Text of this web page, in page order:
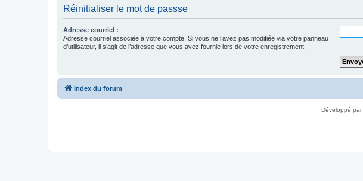
Réinitialiser le mot de passse
Adresse courriel :
Adresse courriel associée à votre compte. Si vous ne l’avez pas modifiée via votre panneau
d’utilisateur, il s’agit de l’adresse que vous avez fournie lors de votre enregistrement.
Index du forum
Développé par